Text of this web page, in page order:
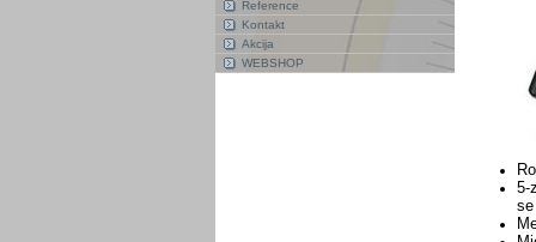
Reference
Kontakt
Akcija
WEBSHOP
5-
se